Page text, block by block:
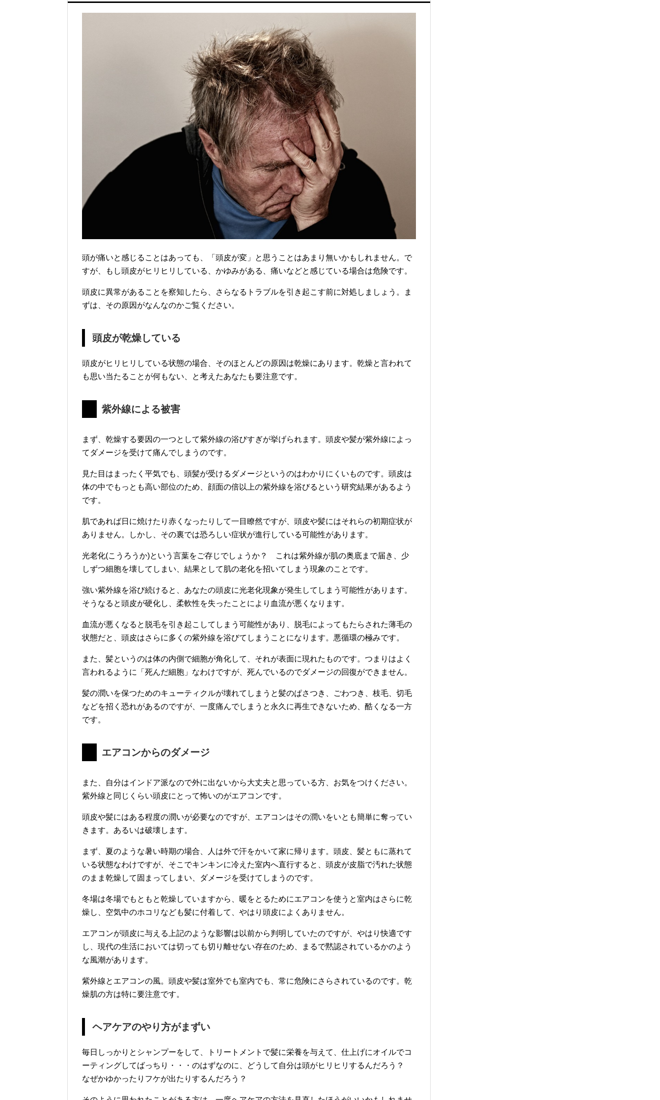
頭が痛いと感じることはあっても、「頭皮が変」と思うことはあまり無いかもしれません。で
すが、もし頭皮がヒリヒリしている、かゆみがある、痛いなどと感じている場合は危険です。
頭皮に異常があることを察知したら、さらなるトラブルを引き起こす前に対処しましょう。ま
ずは、その原因がなんなのかご覧ください。
頭皮が乾燥している
頭皮がヒリヒリしている状態の場合、そのほとんどの原因は乾燥にあります。乾燥と言われて
も思い当たることが何もない、と考えたあなたも要注意です。
紫外線による被害
まず、乾燥する要因の一つとして紫外線の浴びすぎが挙げられます。頭皮や髪が紫外線によっ
てダメージを受けて痛んでしまうのです。
見た目はまったく平気でも、頭髪が受けるダメージというのはわかりにくいものです。頭皮は
体の中でもっとも高い部位のため、顔面の倍以上の紫外線を浴びるという研究結果があるよう
です。
肌であれば日に焼けたり赤くなったりして一目瞭然ですが、頭皮や髪にはそれらの初期症状が
ありません。しかし、その裏では恐ろしい症状が進行している可能性があります。
光老化(こうろうか)という言葉をご存じでしょうか？ これは紫外線が肌の奥底まで届き、少
しずつ細胞を壊してしまい、結果として肌の老化を招いてしまう現象のことです。
強い紫外線を浴び続けると、あなたの頭皮に光老化現象が発生してしまう可能性があります。
そうなると頭皮が硬化し、柔軟性を失ったことにより血流が悪くなります。
血流が悪くなると脱毛を引き起こしてしまう可能性があり、脱毛によってもたらされた薄毛の
状態だと、頭皮はさらに多くの紫外線を浴びてしまうことになります。悪循環の極みです。
また、髪というのは体の内側で細胞が角化して、それが表面に現れたものです。つまりはよく
言われるように「死んだ細胞」なわけですが、死んでいるのでダメージの回復ができません。
髪の潤いを保つためのキューティクルが壊れてしまうと髪のぱさつき、ごわつき、枝毛、切毛
などを招く恐れがあるのですが、一度痛んでしまうと永久に再生できないため、酷くなる一方
です。
エアコンからのダメージ
また、自分はインドア派なので外に出ないから大丈夫と思っている方、お気をつけください。
紫外線と同じくらい頭皮にとって怖いのがエアコンです。
頭皮や髪にはある程度の潤いが必要なのですが、エアコンはその潤いをいとも簡単に奪ってい
きます。あるいは破壊します。
まず、夏のような暑い時期の場合、人は外で汗をかいて家に帰ります。頭皮、髪ともに蒸れて
いる状態なわけですが、そこでキンキンに冷えた室内へ直行すると、頭皮が皮脂で汚れた状態
のまま乾燥して固まってしまい、ダメージを受けてしまうのです。
冬場は冬場でもともと乾燥していますから、暖をとるためにエアコンを使うと室内はさらに乾
燥し、空気中のホコリなども髪に付着して、やはり頭皮によくありません。
エアコンが頭皮に与える上記のような影響は以前から判明していたのですが、やはり快適です
し、現代の生活においては切っても切り離せない存在のため、まるで黙認されているかのよう
な風潮があります。
紫外線とエアコンの風。頭皮や髪は室外でも室内でも、常に危険にさらされているのです。乾
燥肌の方は特に要注意です。
ヘアケアのやり方がまずい
毎日しっかりとシャンプーをして、トリートメントで髪に栄養を与えて、仕上げにオイルでコ
ーティングしてばっちり・・・のはずなのに、どうして自分は頭がヒリヒリするんだろう？
なぜかゆかったりフケが出たりするんだろう？